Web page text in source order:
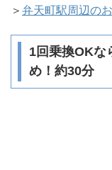
＞弁天町駅周辺の
1回乗換OKな
め！約30分